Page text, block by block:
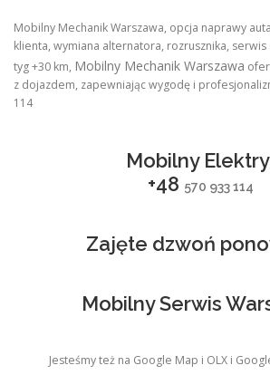
Mobilny Mechanik Warszawa, opcja naprawy
klienta, wymiana alternatora, rozrusznika,
tyg +30 km, Mobilny Mechanik Warszawa
z dojazdem, zapewniając wygodę i
114
Mobilny
+48 570 933 114
Zajęte dzwoń
Mobilny Serwis
Jesteśmy też na Google Map i OLX i